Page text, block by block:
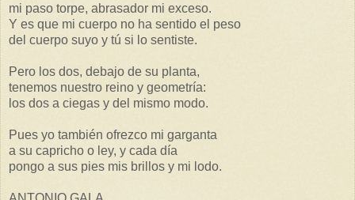
mi paso torpe, abrasador mi exceso.
Y es que mi cuerpo no ha sentido el peso
del cuerpo suyo y tú si lo sentiste.
Pero los dos, debajo de su planta,
tenemos nuestro reino y geometría:
los dos a ciegas y del mismo modo.
Pues yo también ofrezco mi garganta
a su capricho o ley, y cada día
pongo a sus pies mis brillos y mi lodo.